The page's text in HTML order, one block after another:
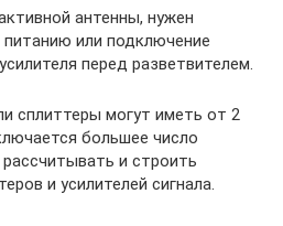
антенны, нужен
или подключение
перед разветвителем.
сплиттеры могут иметь от 2
большее число
и строить
и усилителей сигнала.